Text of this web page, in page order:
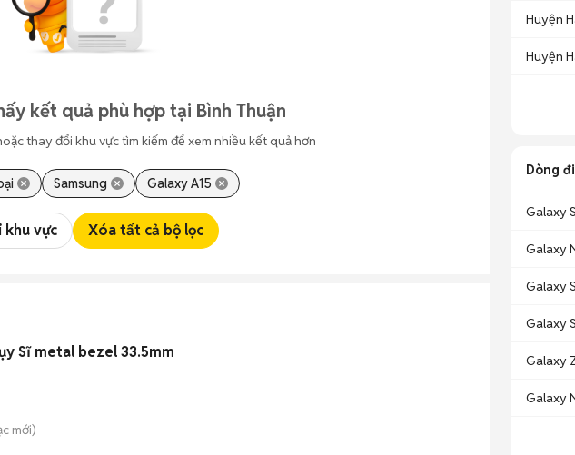
kết quả phù hợp tại Bình Thuận
thay đổi khu vực tìm kiếm để xem nhiều kết quả hơn
Samsung Galaxy A15
khu vực Xóa tất cả bộ lọc
Sĩ metal bezel 33.5mm
mới)
Huyện
Huyện
Dòng
Galaxy
Galaxy
Galaxy
Galaxy
Galaxy
Galaxy